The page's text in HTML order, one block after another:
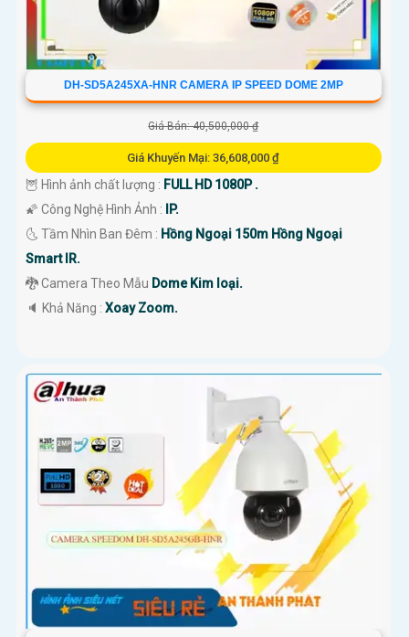
DH-SD5A245XA-HNR CAMERA IP SPEED DOME 2MP
Giá Bán: 40,500,000 ₫
Giá Khuyến Mại: 36,608,000 ₫
🦉 Hình ảnh chất lượng : FULL HD 1080P .
🌠 Công Nghệ Hình Ảnh :
IP.
🌜 Tầm Nhìn Ban Đêm : Hồng Ngoại 150m Hồng Ngoại
Smart IR.
🐉️ Camera Theo Mẫu Dome Kim loại.
️🔈 Khả Năng : Xoay Zoom.